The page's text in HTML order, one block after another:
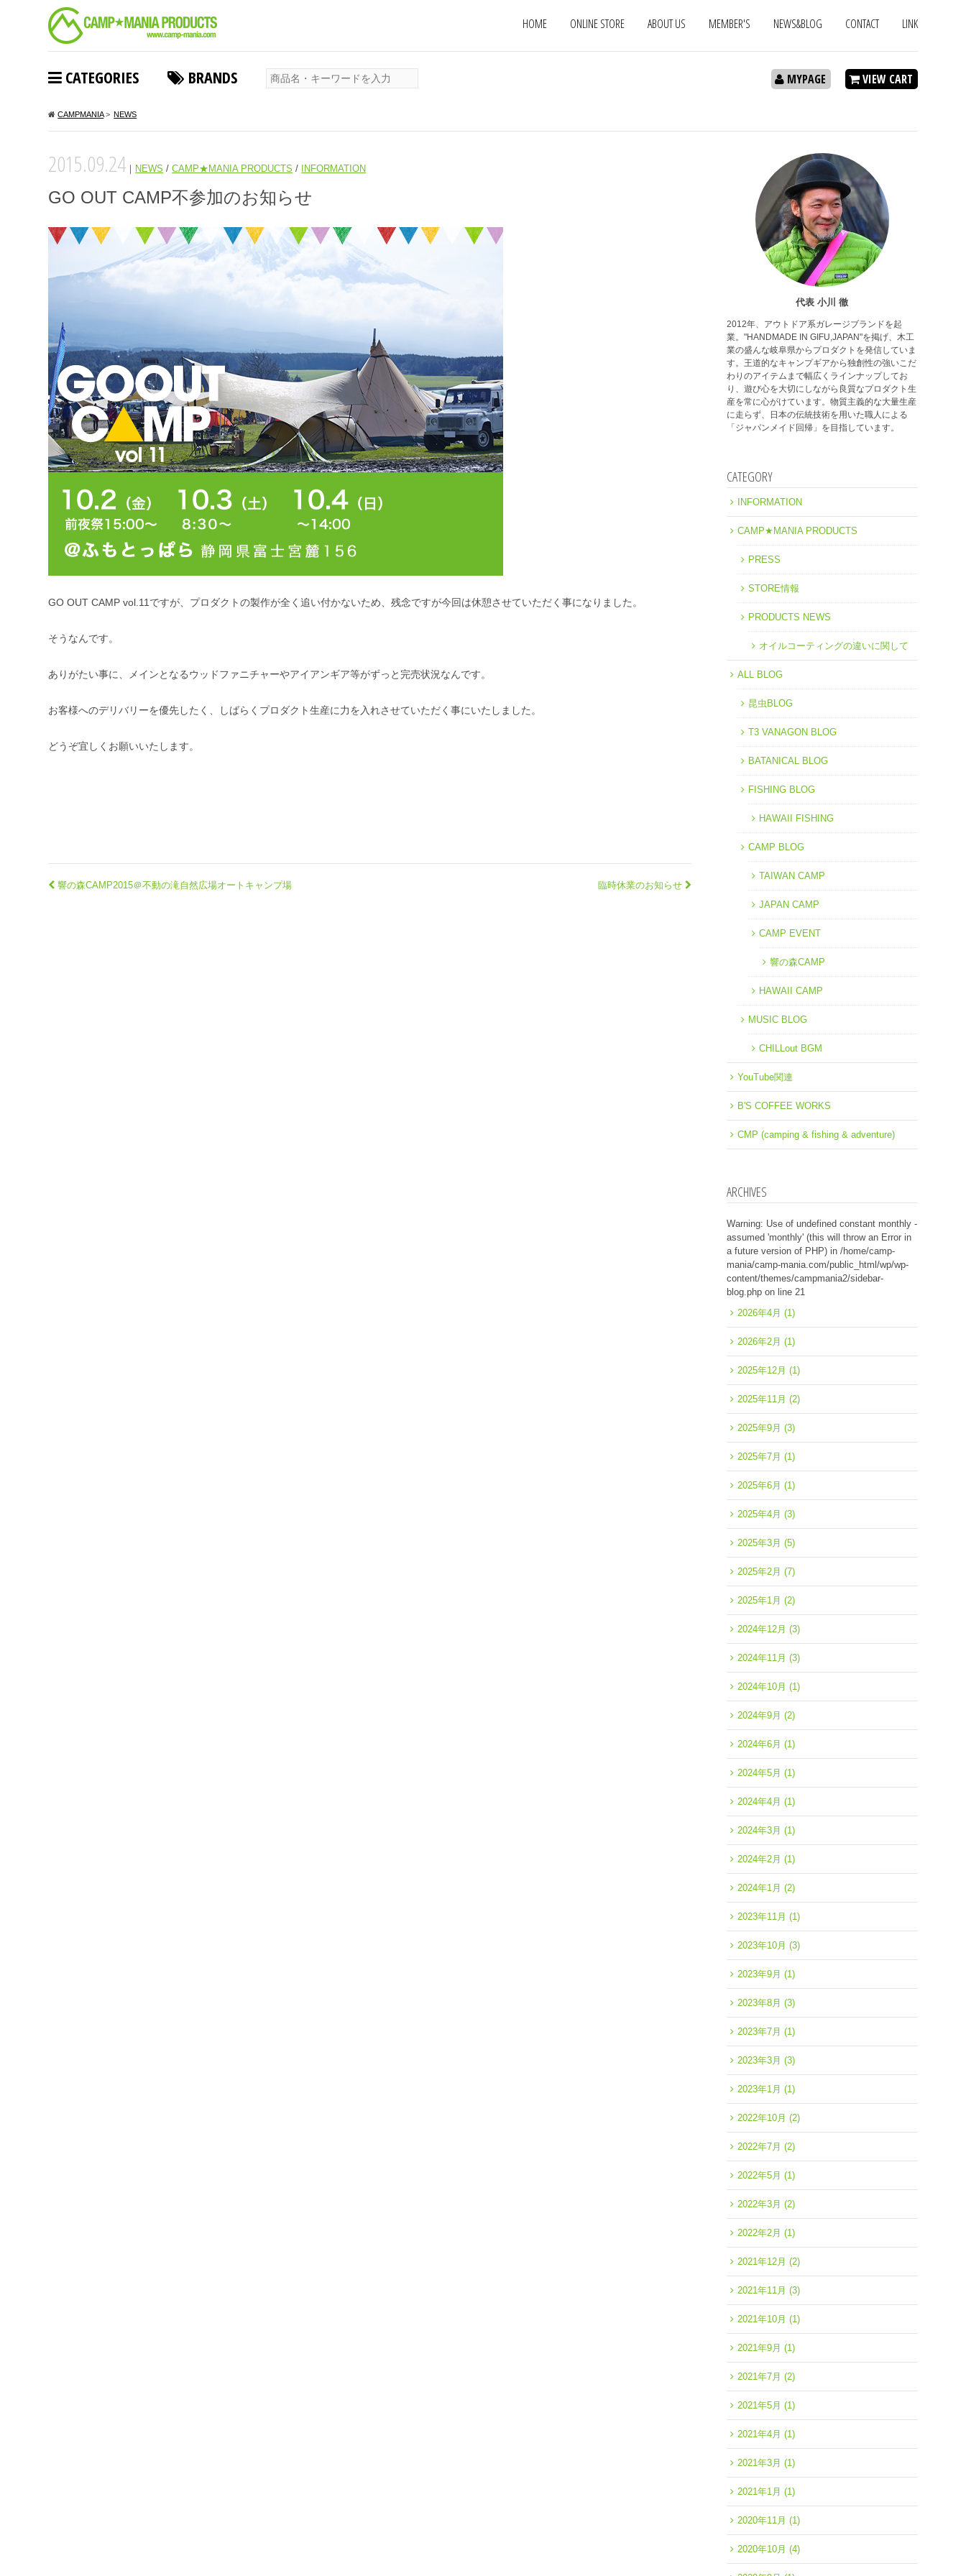
HOME ONLINE STORE ABOUT US MEMBER'S NEWS&BLOG CONTACT LINK
CATEGORIES BRANDS VIEW CART
MYPAGE
CAMPMANIA> NEWS
2015.09.24 ｜ NEWS /CAMP★MANIA PRODUCTS / INFORMATION
GO OUT CAMP不参加のお知らせ
GO OUT CAMP vol.11ですが、プロダクトの製作が全く追い付かないため、残念ですが今回は休憩させていただく事になりました。
そうなんです。
ありがたい事に、メインとなるウッドファニチャーやアイアンギア等がずっと完売状況なんです。
お客様へのデリバリーを優先したく、しばらくプロダクト生産に力を入れさせていただく事にいたしました。
どうぞ宜しくお願いいたします。
響の森CAMP2015＠不動の滝自然広場オートキャンプ場 臨時休業のお知らせ
代表 小川 徹
2012年、アウトドア系ガレージブランドを起
業。"HANDMADE IN GIFU,JAPAN"を掲げ、木工
業の盛んな岐阜県からプロダクトを発信していま
す。王道的なキャンプギアから独創性の強いこだ
わりのアイテムまで幅広くラインナップしてお
り、遊び心を大切にしながら良質なプロダクト生
産を常に心がけています。物質主義的な大量生産
に走らず、日本の伝統技術を用いた職人による
「ジャパンメイド回帰」を目指しています。
CATEGORY
INFORMATION
CAMP★MANIA PRODUCTS
PRESS
STORE情報
PRODUCTS NEWS
オイルコーティングの違いに関して
ALL BLOG
昆虫BLOG
T3 VANAGON BLOG
BATANICAL BLOG
FISHING BLOG
HAWAII FISHING
CAMP BLOG
TAIWAN CAMP
JAPAN CAMP
CAMP EVENT
響の森CAMP
HAWAII CAMP
MUSIC BLOG
CHILLout BGM
YouTube関連
B'S COFFEE WORKS
CMP (camping & fishing & adventure)
ARCHIVES
Warning: Use of undefined constant monthly -
assumed 'monthly' (this will throw an Error in
a future version of PHP) in /home/camp-
mania/camp-mania.com/public_html/wp/wp-
content/themes/campmania2/sidebar-
blog.phpon line 21
2026年4月 (1)
2026年2月 (1)
2025年12月 (1)
2025年11月 (2)
2025年9月 (3)
2025年7月 (1)
2025年6月 (1)
2025年4月 (3)
2025年3月 (5)
2025年2月 (7)
2025年1月 (2)
2024年12月 (3)
2024年11月 (3)
2024年10月 (1)
2024年9月 (2)
2024年6月 (1)
2024年5月 (1)
2024年4月 (1)
2024年3月 (1)
2024年2月 (1)
2024年1月 (2)
2023年11月 (1)
2023年10月 (3)
2023年9月 (1)
2023年8月 (3)
2023年7月 (1)
2023年3月 (3)
2023年1月 (1)
2022年10月 (2)
2022年7月 (2)
2022年5月 (1)
2022年3月 (2)
2022年2月 (1)
2021年12月 (2)
2021年11月 (3)
2021年10月 (1)
2021年9月 (1)
2021年7月 (2)
2021年5月 (1)
2021年4月 (1)
2021年3月 (1)
2021年1月 (1)
2020年11月 (1)
2020年10月 (4)